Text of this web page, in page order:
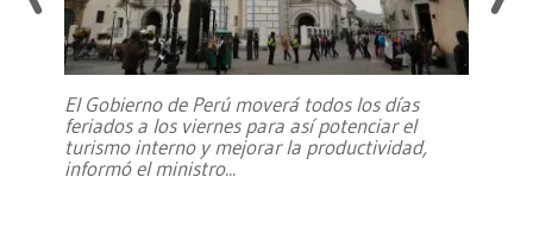
El Gobierno de Perú moverá todos los días
feriados a los viernes para así potenciar el
turismo interno y mejorar la productividad,
informó el ministro...